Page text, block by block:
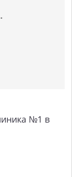
№1 в